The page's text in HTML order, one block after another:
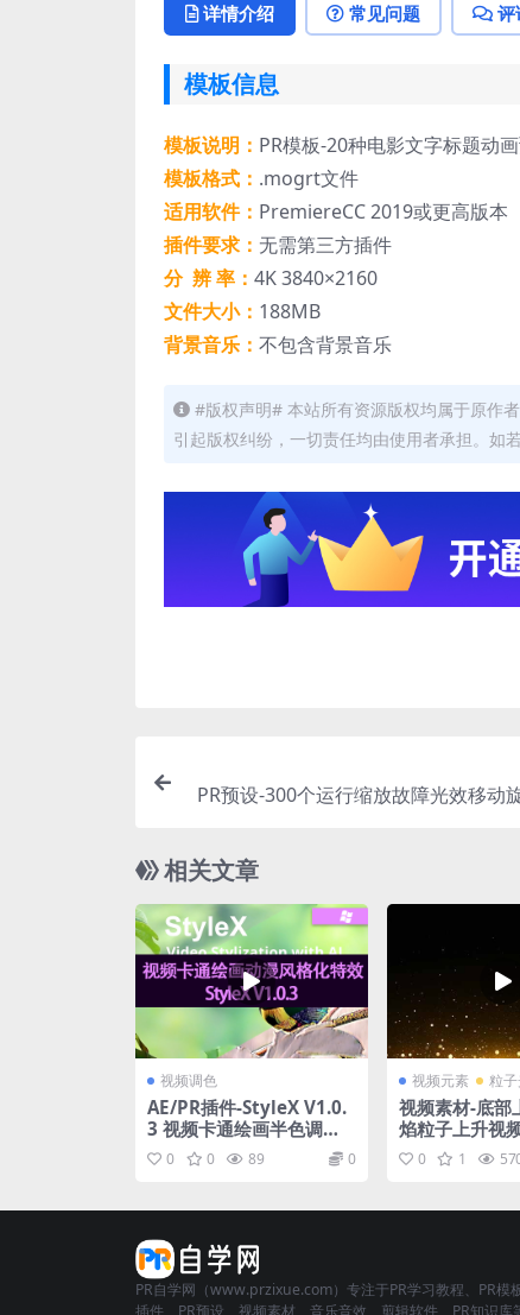
详情介绍 常见问题 评
模板信息
模板说明： PR模板-20种电影文字标题动
模板格式： .mogrt文件
适用软件： PremiereCC 2019或更高版本
插件要求： 无需第三方插件
分 辨 率： 4K 3840×2160
文件大小： 188MB
背景音乐： 不包含背景音乐
#版权声明# 本站所有资源版权均属于原作
引起版权纠纷，一切责任均由使用者承担。如
PR预设-300个运行缩放故障光效移动
相关文章
视频调色
AE/PR插件-StyleX V1.0.
3 视频卡通绘画半色调动
漫风格化特效 Win
0 0 89 0
视频元素 粒
视频素材-底部
焰粒子上升视
0 1
PR自学网（www.przixue.com）专注于PR学习教程、PR模